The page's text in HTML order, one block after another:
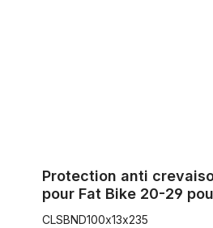
Protection anti
pour Fat Bike 20-29
100 mm
CLSBND100x13x235